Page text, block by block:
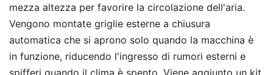
mezza altezza per favorire la circolazione dell'aria.
Vengono montate griglie esterne a chiusura
automatica che si aprono solo quando la macchina è
in funzione, riducendo l'ingresso di rumori esterni e
spifferi quando il clima è spento. Viene aggiunto un kit